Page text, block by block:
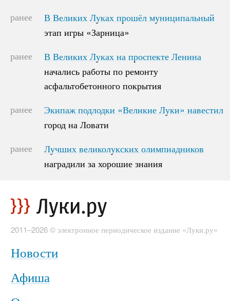
ранее
В Великих Луках прошёл муниципальный
этап игры «Зарница»
В Великих Луках прошёл муниципальный
этап игры «Зарница»
ранее
В Великих Луках на проспекте Ленина
начались работы по ремонту
асфальтобетонного покрытия
В Великих Луках на проспекте Ленина
начались работы по ремонту
асфальтобетонного покрытия
ранее
Экипаж подлодки «Великие Луки» навестил
город на Ловати
Экипаж подлодки «Великие Луки» навестил
город на Ловати
ранее
Лучших великолукских олимпиадников
наградили за хорошие знания
Лучших великолукских олимпиадников
наградили за хорошие знания
2011–2026 © электронное периодическое издание «Луки.ру»
Новости
Афиша